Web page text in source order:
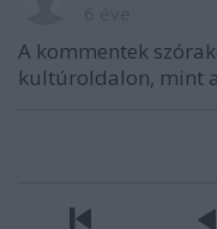
A kommentek
kultúroldalon, mint